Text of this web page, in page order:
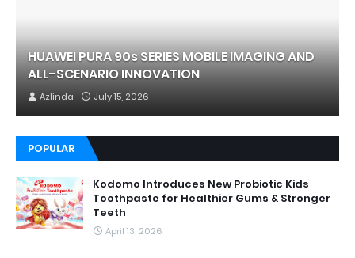
HUAWEI PURA 90s SERIES MOBILE IMAGING AND
ALL-SCENARIO INNOVATION
Azlinda July 15, 2026
POPULAR
Kodomo Introduces New Probiotic Kids
Toothpaste for Healthier Gums & Stronger
Teeth
April 13, 2026